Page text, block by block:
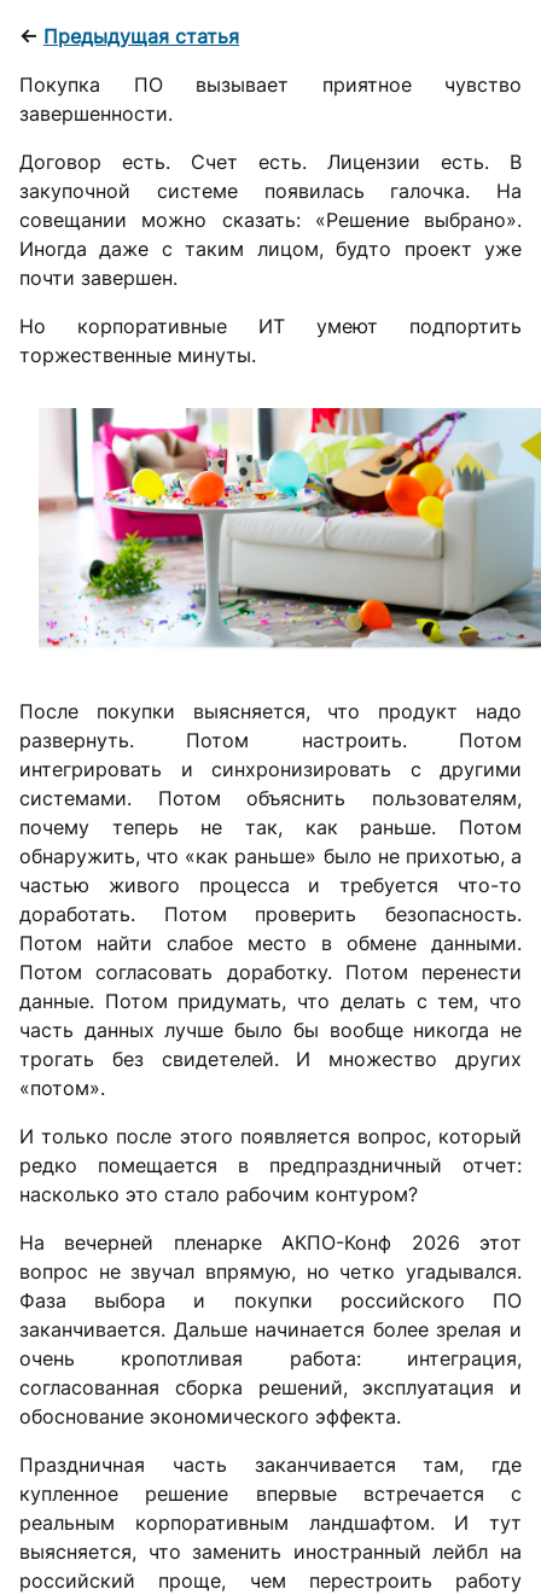
← Предыдущая статья
Покупка ПО вызывает приятное чувство
завершенности.
Договор есть. Счет есть. Лицензии есть. В
закупочной системе появилась галочка. На
совещании можно сказать: «Решение выбрано».
Иногда даже с таким лицом, будто проект уже
почти завершен.
Но корпоративные ИТ умеют подпортить
торжественные минуты.
После покупки выясняется, что продукт надо
развернуть. Потом настроить. Потом
интегрировать и синхронизировать с другими
системами. Потом объяснить пользователям,
почему теперь не так, как раньше. Потом
обнаружить, что «как раньше» было не прихотью, а
частью живого процесса и требуется что-то
доработать. Потом проверить безопасность.
Потом найти слабое место в обмене данными.
Потом согласовать доработку. Потом перенести
данные. Потом придумать, что делать с тем, что
часть данных лучше было бы вообще никогда не
трогать без свидетелей. И множество других
«потом».
И только после этого появляется вопрос, который
редко помещается в предпраздничный отчет:
насколько это стало рабочим контуром?
На вечерней пленарке АКПО-Конф 2026 этот
вопрос не звучал впрямую, но четко угадывался.
Фаза выбора и покупки российского ПО
заканчивается. Дальше начинается более зрелая и
очень кропотливая работа: интеграция,
согласованная сборка решений, эксплуатация и
обоснование экономического эффекта.
Праздничная часть заканчивается там, где
купленное решение впервые встречается с
реальным корпоративным ландшафтом. И тут
выясняется, что заменить иностранный лейбл на
российский проще, чем перестроить работу